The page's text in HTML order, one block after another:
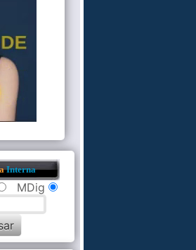
Interna
MDig